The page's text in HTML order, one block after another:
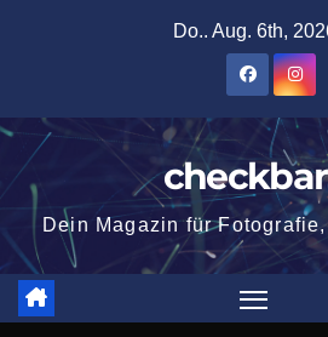
Do.. Aug. 6th,
Dein Magazin für